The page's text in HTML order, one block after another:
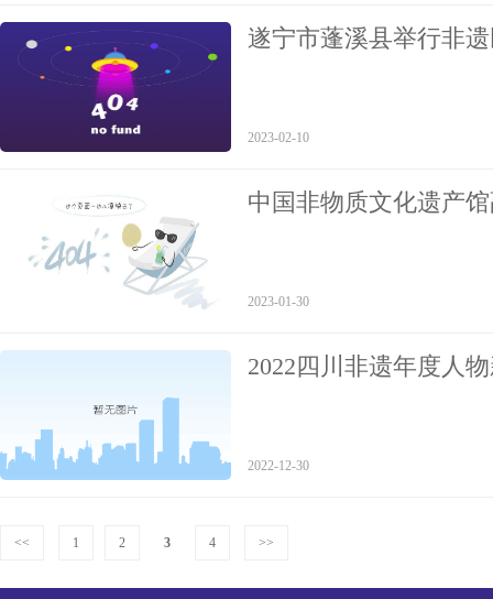
遂宁市蓬溪县举行非
2023-02-10
中国非物质文化遗产
2023-01-30
2022四川非遗年度人
2022-12-30
<< 1 2 3 4 >>